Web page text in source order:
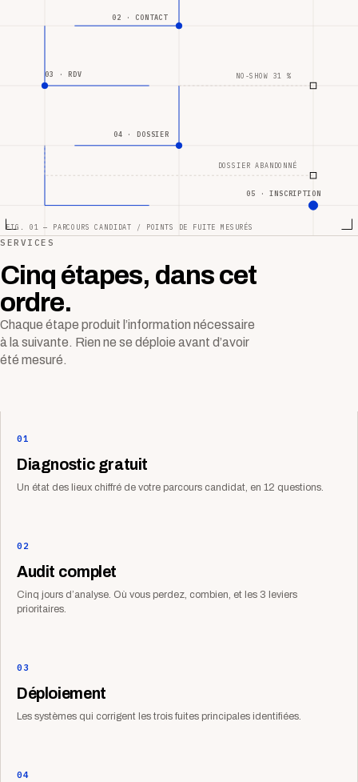
02 · CONTACT
03 · RDV
04 · DOSSIER
05 · INSCRIPTION
NO-SHOW 31 %
DOSSIER ABANDONNÉ
FIG. 01 — PARCOURS CANDIDAT / POINTS DE FUITE MESURÉS
SERVICES
Cinq étapes, dans cet
ordre.
Chaque étape produit l’information nécessaire
à la suivante. Rien ne se déploie avant d’avoir
été mesuré.
01
Diagnostic gratuit
Un état des lieux chiffré de votre parcours candidat, en 12 questions.
02
Audit complet
Cinq jours d’analyse. Où vous perdez, combien, et les 3 leviers
prioritaires.
03
Déploiement
Les systèmes qui corrigent les trois fuites principales identifiées.
04